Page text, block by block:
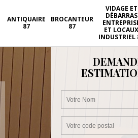
ANTIQUAIRE
87
BROCANTEUR
87
VIDAGE ET
DÉBARRAS
ET LOCAUX
INDUSTRIEL